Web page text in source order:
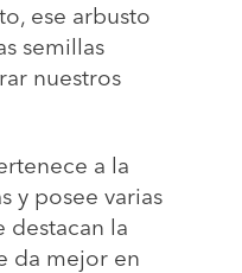
ese arbusto
semillas
nuestros
a la
y posee varias
destacan la
da mejor en